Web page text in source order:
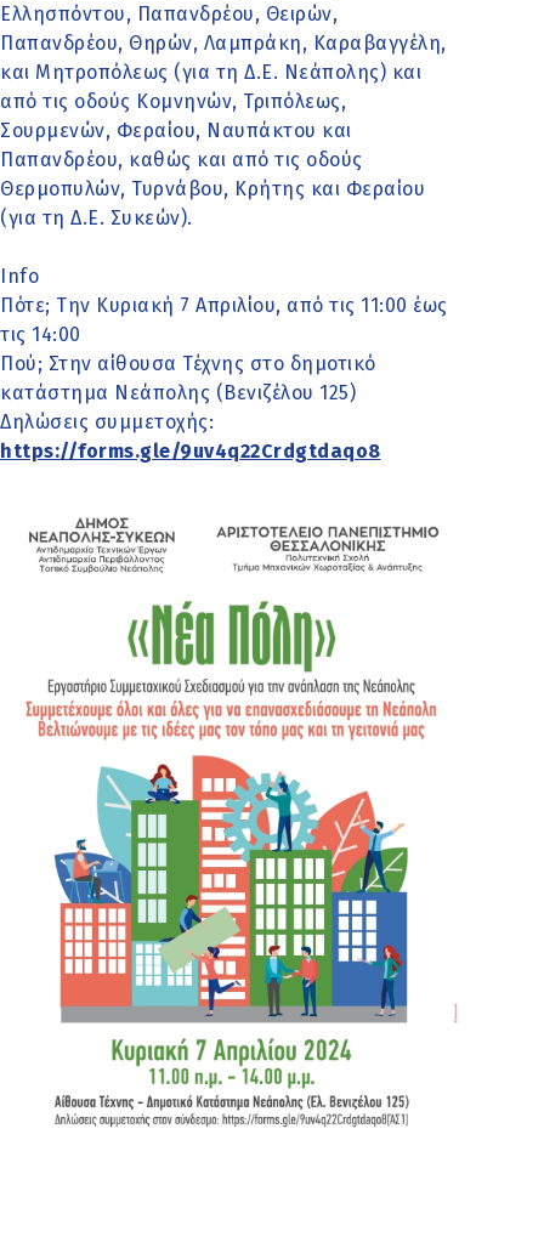
Ελλησπόντου, Παπανδρέου, Θειρών,
Παπανδρέου, Θηρών, Λαμπράκη, Καραβαγγέλη,
και Μητροπόλεως (για τη Δ.Ε. Νεάπολης) και
από τις οδούς Κομνηνών, Τριπόλεως,
Σουρμενών, Φεραίου, Ναυπάκτου και
Παπανδρέου, καθώς και από τις οδούς
Θερμοπυλών, Τυρνάβου, Κρήτης και Φεραίου
(για τη Δ.Ε. Συκεών).
Info
Πότε; Την Κυριακή 7 Απριλίου, από τις 11:00 έως
τις 14:00
Πού; Στην αίθουσα Τέχνης στο δημοτικό
κατάστημα Νεάπολης (Βενιζέλου 125)
Δηλώσεις συμμετοχής:
https://forms.gle/9uv4q22Crdgtdaqo8